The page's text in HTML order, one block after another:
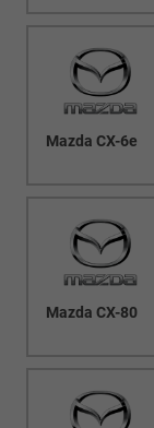
Mazda CX-6e
Mazda CX-80